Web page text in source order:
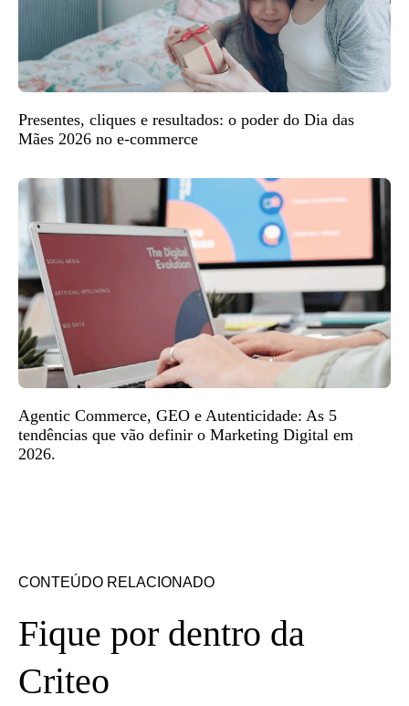
Presentes, cliques e resultados: o poder do Dia das
Mães 2026 no e-commerce
Agentic Commerce, GEO e Autenticidade: As 5
tendências que vão definir o Marketing Digital em
2026.
CONTEÚDO RELACIONADO
Fique por dentro da
Criteo